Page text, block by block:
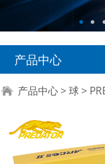
产品中心
台球
产品中心 > 球 >